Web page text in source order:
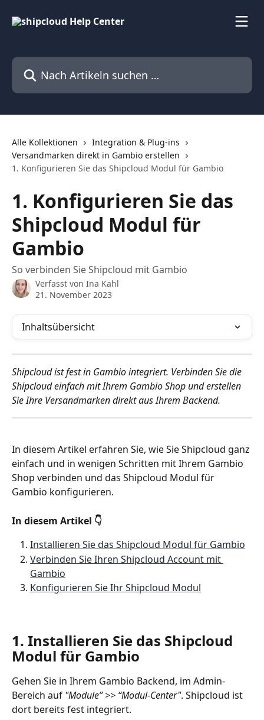
Nach Artikeln suchen …
Alle Kollektionen
Integration & Plug-ins
Versandmarken direkt in Gambio erstellen
1. Konfigurieren Sie das Shipcloud Modul für Gambio
1. Konfigurieren Sie das
Shipcloud Modul für
Gambio
So verbinden Sie Shipcloud mit Gambio
Verfasst von Ina Kahl
21. November 2023
Inhaltsübersicht
Shipcloud ist fest in Gambio integriert. Verbinden Sie die
Shipcloud einfach mit Ihrem Gambio Shop und erstellen
Sie Ihre Versandmarken direkt aus Ihrem Backend.
In diesem Artikel erfahren Sie, wie Sie Shipcloud ganz
einfach und in wenigen Schritten mit Ihrem Gambio
Shop verbinden und das Shipcloud Modul für
Gambio konfigurieren.
In diesem Artikel 👇
Installieren Sie das Shipcloud Modul für Gambio
Verbinden Sie Ihren Shipcloud Account mit
Gambio
Konfigurieren Sie Ihr Shipcloud Modul
1. Installieren Sie das Shipcloud
Modul für Gambio
Gehen Sie in Ihrem Gambio Backend, im Admin-
Bereich auf "Module” >> “Modul-Center". Shipcloud ist
dort bereits fest integriert.